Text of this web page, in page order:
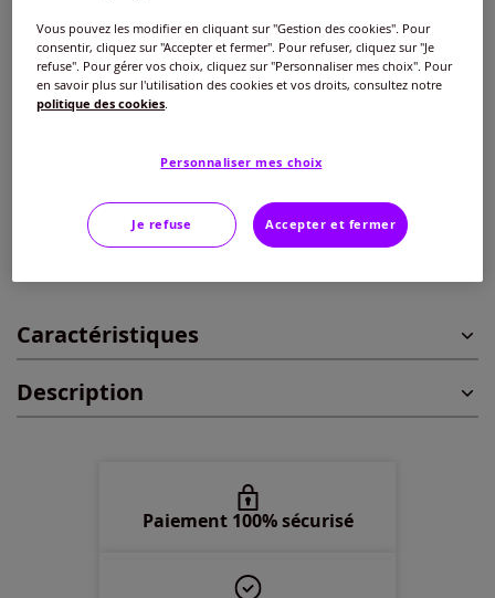
Taille :
40 -En stock
épuisé
46 -épuisé
48 -épuisé
Ajouter au panier
Caractéristiques
Description
Paiement 100% sécurisé
Vous pouvez les modifier en cliquant sur "Gestion des cookies". Pour
consentir, cliquez sur "Accepter et fermer". Pour refuser, cliquez sur "Je
refuse". Pour gérer vos choix, cliquez sur "Personnaliser mes choix". Pour
en savoir plus sur l'utilisation des cookies et vos droits, consultez notre
politique des cookies
Personnaliser mes choix
Je refuse Accepter et fermer